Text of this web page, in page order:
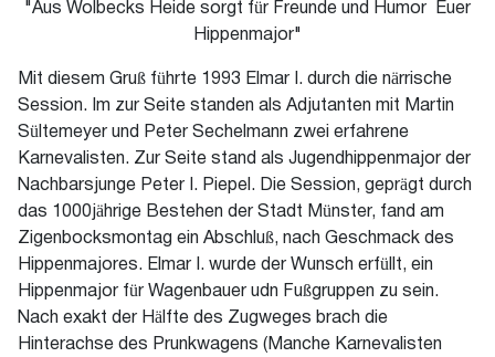
"Aus Wolbecks Heide sorgt für Freunde und Humor Euer
Hippenmajor"
Mit diesem Gruß führte 1993 Elmar I. durch die närrische
Session. Im zur Seite standen als Adjutanten mit Martin
Sültemeyer und Peter Sechelmann zwei erfahrene
Karnevalisten. Zur Seite stand als Jugendhippenmajor der
Nachbarsjunge Peter I. Piepel. Die Session, geprägt durch
das 1000jährige Bestehen der Stadt Münster, fand am
Zigenbocksmontag ein Abschluß, nach Geschmack des
Hippenmajores. Elmar I. wurde der Wunsch erfüllt, ein
Hippenmajor für Wagenbauer udn Fußgruppen zu sein.
Nach exakt der Hälfte des Zugweges brach die
Hinterachse des Prunkwagens (Manche Karnevalisten